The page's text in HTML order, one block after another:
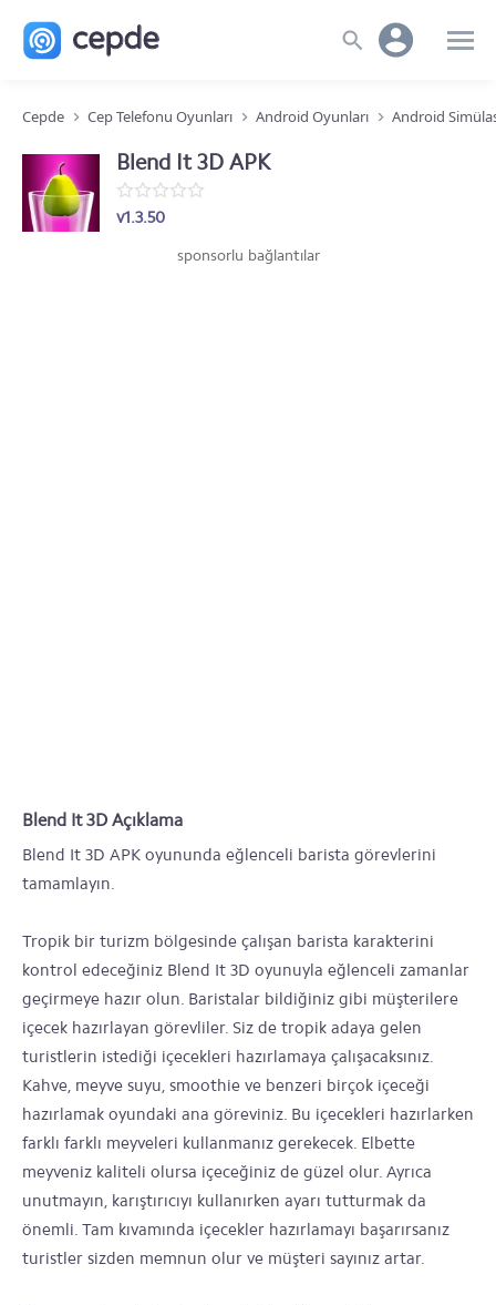
Cepde Cep Telefonu Oyunları Android Oyunları Android
Blend It 3D APK
v1.3.50
sponsorlu bağlantılar
Blend It 3D Açıklama
Blend It 3D APK oyununda eğlenceli barista görevlerini
tamamlayın.
Tropik bir turizm bölgesinde çalışan barista karakterini
kontrol edeceğiniz Blend It 3D oyunuyla eğlenceli zamanlar
geçirmeye hazır olun. Baristalar bildiğiniz gibi müşterilere
içecek hazırlayan görevliler. Siz de tropik adaya gelen
turistlerin istediği içecekleri hazırlamaya çalışacaksınız.
Kahve, meyve suyu, smoothie ve benzeri birçok içeceği
hazırlamak oyundaki ana göreviniz. Bu içecekleri hazırlarken
farklı farklı meyveleri kullanmanız gerekecek. Elbette
meyveniz kaliteli olursa içeceğiniz de güzel olur. Ayrıca
unutmayın, karıştırıcıyı kullanırken ayarı tutturmak da
önemli. Tam kıvamında içecekler hazırlamayı başarırsanız
turistler sizden memnun olur ve müşteri sayınız artar.